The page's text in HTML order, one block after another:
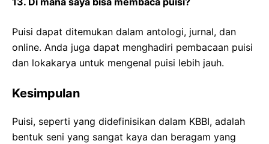
Puisi dapat ditemukan dalam antologi, jurnal, dan
online. Anda juga dapat menghadiri pembacaan puisi
dan lokakarya untuk mengenal puisi lebih jauh.
Kesimpulan
Puisi, seperti yang didefinisikan dalam KBBI, adalah
bentuk seni yang sangat kaya dan beragam yang